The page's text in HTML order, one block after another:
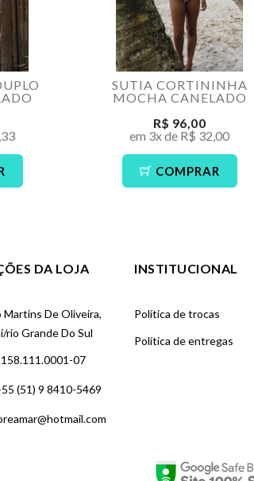
SUTIA CORTININHA
MOCHA CANELADO
R$ 96,00
em 3x de R$ 32,00
COMPRAR
DA LOJA
Martins De Oliveira,
rio Grande Do Sul
07
(51) 9 8410-5469
INSTITUCIONAL
Política de trocas
Política de entregas